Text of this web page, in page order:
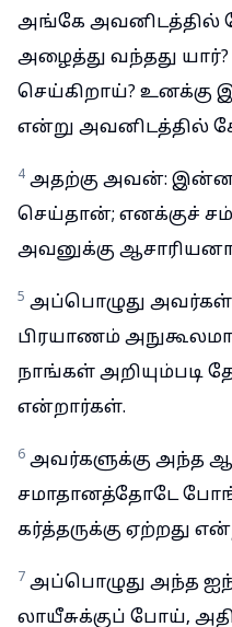
அங்கே
அழைத்து வந்தது
செய்கிறாய்? உனக்கு
என்று அவனிடத்தில்
4 அதற்கு அவன்: இன்ன
செய்தான்; எனக்குச்
அவனுக்கு
5 அப்பொழுது
பிரயாணம்
நாங்கள் அறியும்படி
என்றார்கள்.
6 அவர்களுக்கு அந்த
சமாதானத்தோடே
கர்த்தருக்கு ஏற்றது
7 அப்பொழுது அந்த
லாயீசுக்குப் போய்,